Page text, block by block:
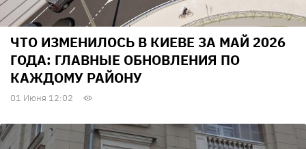
ЧТО ИЗМЕНИЛОСЬ В КИЕВЕ ЗА МАЙ 2026
ГОДА: ГЛАВНЫЕ ОБНОВЛЕНИЯ ПО
КАЖДОМУ РАЙОНУ
01 Июня 12:02